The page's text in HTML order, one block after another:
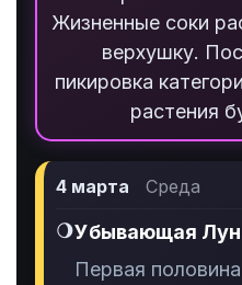
Жизненные соки
верхушку.
пикировка
растения
4 марта Среда
🌖Убывающая
Первая